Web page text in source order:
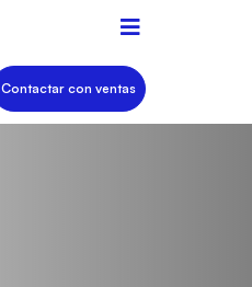
Contactar con ventas